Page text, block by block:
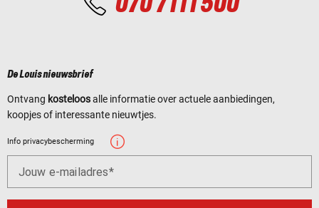
De Louis nieuwsbrief
Ontvang kosteloosalle informatie over actuele aanbiedingen,
koopjes of interessante nieuwtjes.
Info privacybescherming
Jouw e-mailadres